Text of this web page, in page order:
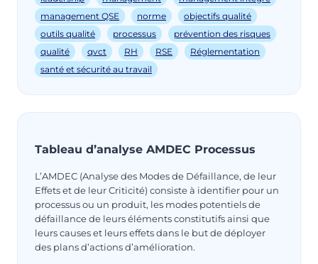
management QSE
norme
objectifs qualité
outils qualité
processus
prévention des risques
qualité
qvct RH RSE
Réglementation
santé et sécurité au travail
Tableau d’analyse AMDEC Processus
L’AMDEC (Analyse des Modes de Défaillance, de leur
Effets et de leur Criticité) consiste à identifier pour un
processus ou un produit, les modes potentiels de
défaillance de leurs éléments constitutifs ainsi que
leurs causes et leurs effets dans le but de déployer
des plans d’actions d’amélioration.